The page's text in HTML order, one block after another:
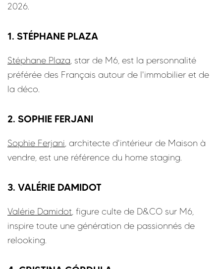
2026.
1. STÉPHANE PLAZA
Stéphane Plaza, star de M6, est la personnalité
préférée des Français autour de l'immobilier et de
la déco.
2. SOPHIE FERJANI
Sophie Ferjani, architecte d'intérieur de Maison à
vendre, est une référence du home staging.
3. VALÉRIE DAMIDOT
Valérie Damidot, figure culte de D&CO sur M6,
inspire toute une génération de passionnés de
relooking.